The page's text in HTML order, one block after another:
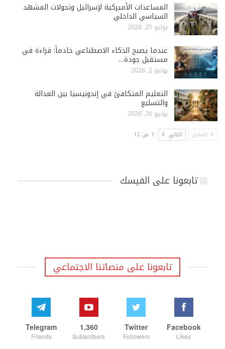
المساعدات الأميركية لإسرائيل وتحولات المشهد
السياسي الداخلي
يوليو 25, 2026
عندما يصبح الذكاء الاصطناعي خادماً: قراءة في
مستقبل جودة…
يوليو 2, 2026
التعليم المتكافئ في إندونيسيا بين العدالة
والتسليع
يونيو 26, 2026
السابق التالي 1 من 12
تابعونا على الفيسك
تابعونا على منصاتنا الاجتماعي
Facebook
Likes
Twitter
Followers
1,360
Subscribers
Telegram
Friends